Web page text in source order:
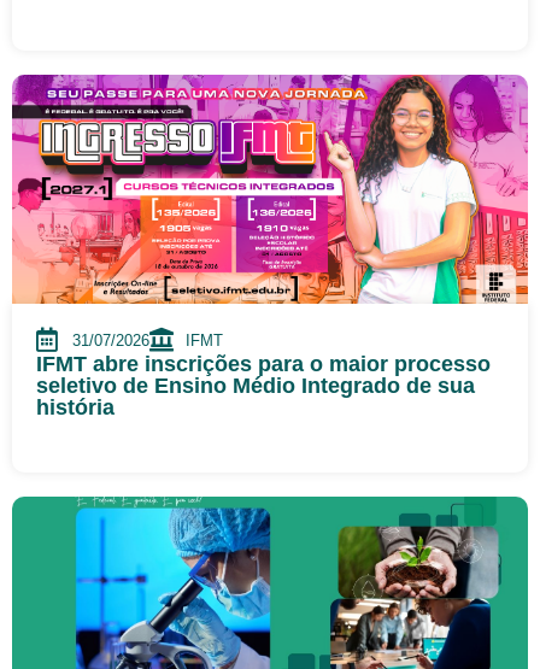
31/07/2026 IFMT
IFMT abre inscrições para o maior processo
seletivo de Ensino Médio Integrado de sua
história